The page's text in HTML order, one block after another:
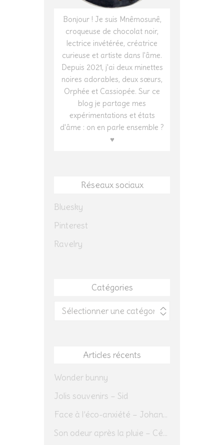
Bonjour ! Je suis Mnêmosunê,
croqueuse de chocolat noir,
lectrice invétérée, créatrice
curieuse et artiste dans l'âme.
Depuis 2021, j'ai deux minettes
noires adorables, deux sœurs,
Orphée et Cassiopée. Sur ce
blog je partage mes
expérimentations et états
d'âme : on en parle ensemble ?
♥
Réseaux sociaux
Bluesky
Pinterest
Ravelry
Catégories
Catégories
Articles récents
Wonder bunny
Jolis souvenirs – Sid
Face à l’éco-anxiété – Johannes Herrmann
Son odeur après la pluie – Cédric Sapin-Defour